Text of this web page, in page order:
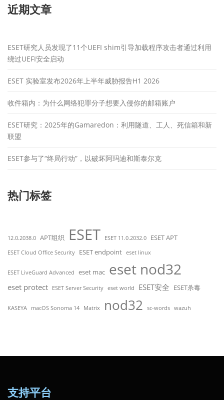
近期文章
ESET研究人员发现了11个UEFI shim引导加载程序攻击者通过利用
绕过UEFI安全启动
ESET 实验室发布2026年上半年威胁报告H1 2026
收件箱内：为什么网络犯罪分子想要入侵你的邮箱账户
ESET研究：2025年的Gamaredon：利用隧道、工人、死信箱和新
联盟
ESET参与了“终局行动”，以破坏阿玛迪和斯泰尔克
热门标签
12.0.2038.0 APT组织 ESET ESET 11.0.2032.0 ESET APT
ESET Cloud Office Security ESET endpoint eset linux
ESET LiveGuard Advanced eset mac eset nod32
eset protect ESET Server Security eset world ESET安全 ESET杀毒
KASEYA macOS Sonoma 14 Matrix nod32 sc-words wazuh
支持平台